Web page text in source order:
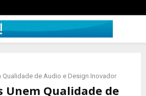
Qualidade de Audio e Design Inovador
Unem Qualidade de